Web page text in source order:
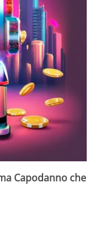
Capodanno che